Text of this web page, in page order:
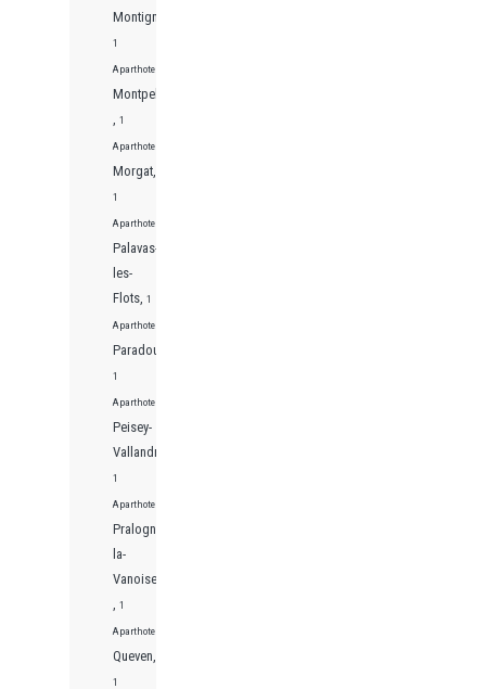
Montignac,
1
Aparthotels
Montpellier
1
Aparthotels
Morgat,
1
Aparthotels
Palavas-
les-
Flots, 1
Aparthotels
Paradou,
1
Aparthotels
Peisey-
Vallandry,
1
Aparthotels
Pralognan-
la-
Vanoise
1
Aparthotels
Queven,
1